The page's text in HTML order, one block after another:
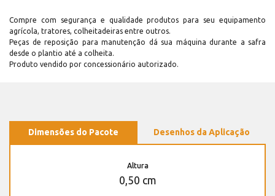
Compre com segurança e qualidade produtos para seu equipamento
agrícola, tratores, colheitadeiras entre outros.
Peças de reposição para manutenção dá sua máquina durante a safra
desde o plantio até a colheita.
Produto vendido por concessionário autorizado.
Dimensões do Pacote Desenhos da Aplicação
Altura
0,50 cm